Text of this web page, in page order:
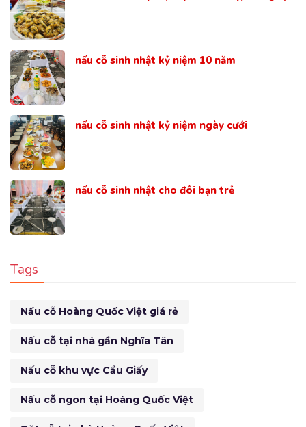
nấu cỗ sinh nhật kỷ niệm 10 năm
nấu cỗ sinh nhật kỷ niệm ngày cưới
nấu cỗ sinh nhật cho đôi bạn trẻ
Tags
Nấu cỗ Hoàng Quốc Việt giá rẻ
Nấu cỗ tại nhà gần Nghĩa Tân
Nấu cỗ khu vực Cầu Giấy
Nấu cỗ ngon tại Hoàng Quốc Việt